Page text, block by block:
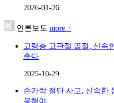
2026-01-26
언론보도 more +
고령층 고관절 골절, 신속
춘다
2025-10-29
손가락 절단 사고, 신속한
응해야